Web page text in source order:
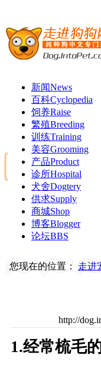
新闻News
百科Cyclopedia
饲养Raise
繁殖Breeding
训练Training
美容Grooming
产品Product
诊所Hospital
犬舍Dogtery
供求Supply
商城Shop
博客Blogger
论坛BBS
您现在的位置： 走进
http://
1.经常梳毛